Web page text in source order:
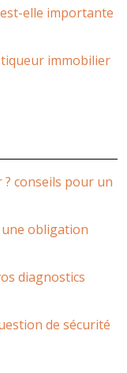
elle importante
immobilier
conseils pour un
obligation
diagnostics
de sécurité